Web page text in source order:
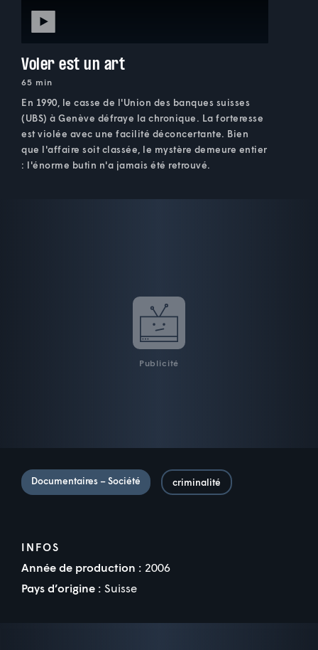
Voler est un art
65 min
En 1990, le casse de l'Union des banques suisses
(UBS) à Genève défraye la chronique. La forteresse
est violée avec une facilité déconcertante. Bien
que l'affaire soit classée, le mystère demeure entier
: l'énorme butin n'a jamais été retrouvé.
Publicité
Documentaires – Société criminalité
INFOS
Année de production : 2006
Pays d’origine : Suisse